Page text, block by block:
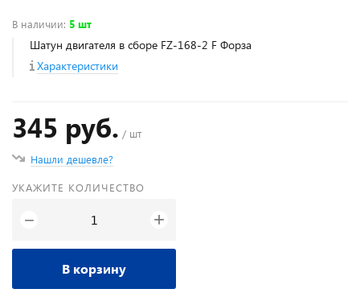
В наличии: 5 шт
Шатун двигателя в сборе FZ-168-2 F Форза
Характеристики
345 руб. / шт
Нашли дешевле?
УКАЖИТЕ КОЛИЧЕСТВО
− +
В корзину